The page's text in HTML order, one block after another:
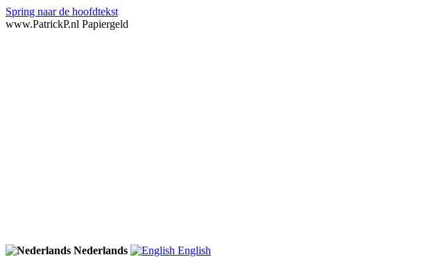
Spring naar de hoofdtekst
www.PatrickP.nl Papiergeld
Nederlands English